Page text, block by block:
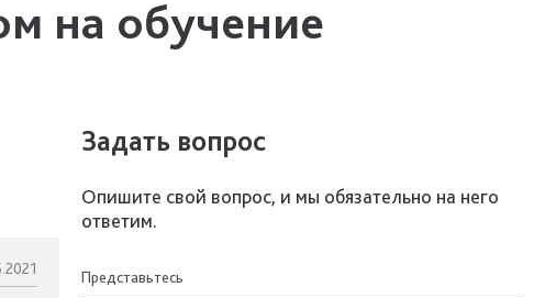
на обучение
Задать вопрос
Опишите свой вопрос, и мы обязательно на него
ответим.
Представьтесь